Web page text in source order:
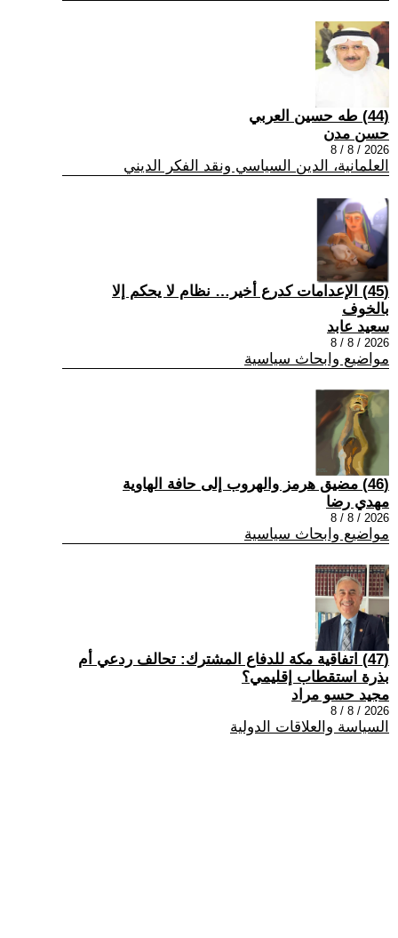
(44) طه حسين العربي
حسن مدن
2026 / 8 / 8
العلمانية، الدين السياسي ونقد الفكر الديني
(45) الإعدامات كدرع أخير… نظام لا يحكم إلا
بالخوف
سعيد عابد
2026 / 8 / 8
مواضيع وابحاث سياسية
(46) مضيق هرمز والهروب إلى حافة الهاوية
مهدي رضا
2026 / 8 / 8
مواضيع وابحاث سياسية
(47) اتفاقية مكة للدفاع المشترك: تحالف ردعي أم
بذرة استقطاب إقليمي؟
مجيد حسو مراد
2026 / 8 / 8
السياسة والعلاقات الدولية